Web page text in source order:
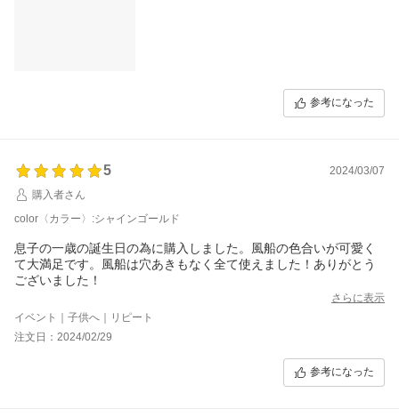
参考になった
5
2024/03/07
購入者さん
color〈カラー〉:シャインゴールド
息子の一歳の誕生日の為に購入しました。風船の色合いが可愛く
て大満足です。風船は穴あきもなく全て使えました！ありがとう
ございました！
さらに表示
イベント｜子供へ｜リピート
注文日：2024/02/29
参考になった